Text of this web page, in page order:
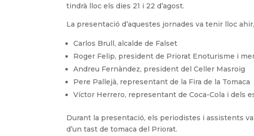
tindrà lloc els dies 21 i 22 d’agost.
La presentació d’aquestes jornades va tenir lloc
Carlos Brull, alcalde de Falset
Roger Felip, president de Priorat Enoturisme i
Andreu Fernàndez, president del Celler Masroig
Pere Pallejà, representant de la Fira de la Tomaca
Víctor Herrero, representant de Coca-Cola i dels
Durant la presentació, els periodistes i assistents
d’un tast de tomaca del Priorat.